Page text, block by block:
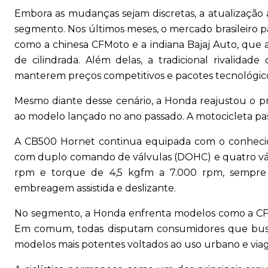
Embora as mudanças sejam discretas, a
segmento. Nos últimos meses, o mercado brasileiro
como a chinesa CFMoto e a indiana Bajaj Auto,
de cilindrada. Além delas, a tradicional rivalidade
manterem preços competitivos e pacotes
Mesmo diante desse cenário, a Honda reajustou o
ao modelo lançado no ano passado. A motocicleta
A CB500 Hornet continua equipada com o
com duplo comando de válvulas (DOHC) e quatro
rpm e torque de 4,5 kgfm a 7.000 rpm, sempre
embreagem assistida e deslizante.
No segmento, a Honda enfrenta modelos como a
Em comum, todas disputam consumidores que
modelos mais potentes voltados ao uso urbano e